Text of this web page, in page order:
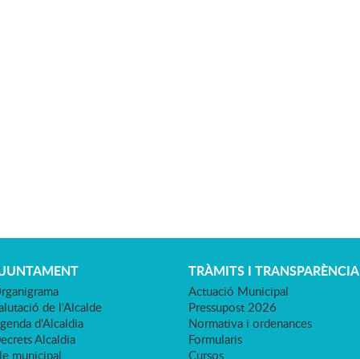
de l'Alcalde
d'Alcaldia
Alcaldia
municipal
TRÀMITS I TRANSPARÈNCIA
Actuació Municipal
Pressupost 2026
Normativa i ordenances
Formularis
Cursos